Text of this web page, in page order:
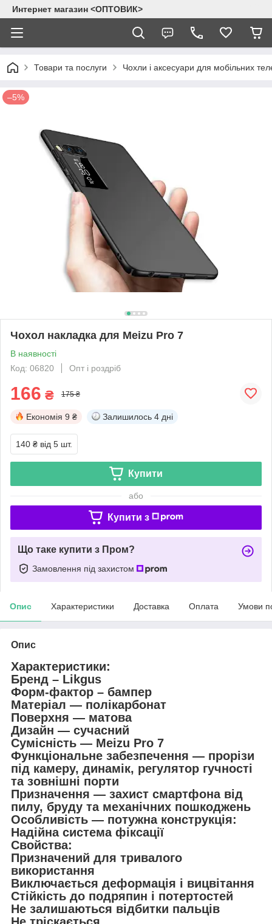
Интернет магазин <ОПТОВИК>
Товари та послуги Чохли і аксесуари для мобільних
–5%
Чохол накладка для Meizu Pro 7
В наявності
Код: 06820
Опт і роздріб
166 ₴ 175 ₴
Економія 9 ₴ Залишилось 4 дні
140 ₴ від 5 шт.
Купити
або
Купити з
Що таке купити з Пром?
Замовлення під захистом
Опис Характеристики Доставка Оплата Умови
Опис
Характеристики:
Бренд – Likgus
Форм-фактор – бампер
Матеріал — полікарбонат
Поверхня — матова
Дизайн — сучасний
Сумісність — Meizu Pro 7
Функціональне забезпечення — прорізи
під камеру, динамік, регулятор гучності
та зовнішні порти
Призначення — захист смартфона від
пилу, бруду та механічних пошкоджень
Особливість — потужна конструкція:
Надійна система фіксації
Свойства:
Призначений для тривалого
використання
Виключається деформація і вицвітання
Стійкість до подряпин і потертостей
Не залишаються відбитки пальців